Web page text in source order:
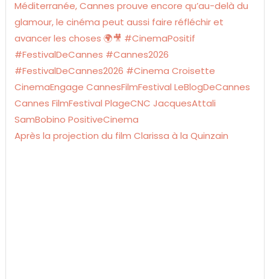
Après la projection du film Clarissa à la Quinzain